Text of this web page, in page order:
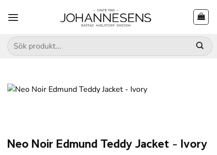
Sök
efter:
Neo Noir Edmund Teddy Jacket – Ivory